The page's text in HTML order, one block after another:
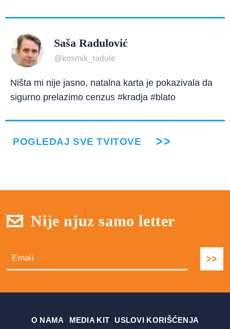
Saša Radulović
@kosmik_radule
Ništa mi nije jasno, natalna karta je pokazivala da
sigurno prelazimo cenzus #kradja #blato
POGLEDAJ SVE TVITOVE
Nije njuz samo letter
О NAMA MEDIA KIT USLOVI KORIŠĆENJA